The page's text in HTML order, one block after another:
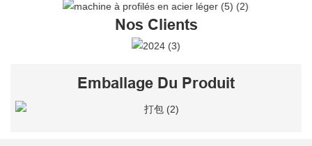
Nos Clients
Emballage Du Produit